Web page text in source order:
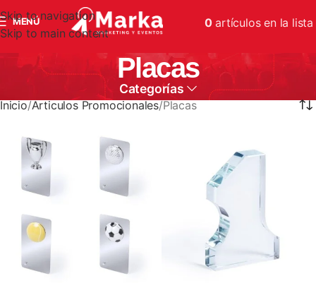
Skip to navigation
Skip to main content
MENÚ 0artículosen la lista
Placas
Categorías
Inicio Articulos Promocionales Placas